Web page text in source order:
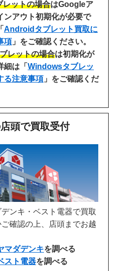
ットの場合はGoogleア
ンアウト初期化が必要で
Androidタブレット買取に
項 」をご確認ください。
レットの場合は初期化が
細は「 Windowsタブレッ
る注意事項 」をご確認くだ
頭で買取受付
ンキ・ベスト電器で買取
確認の上、店頭までお越
マダデンキを調べる
スト電器を調べる